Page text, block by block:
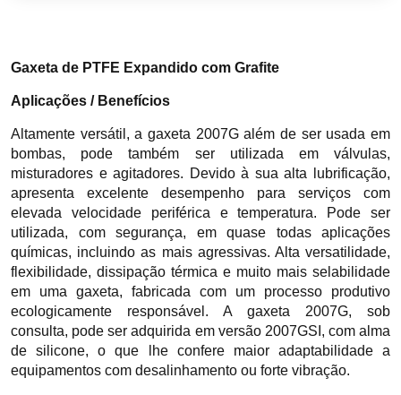
Gaxeta de PTFE Expandido com Grafite
Aplicações / Benefícios
Altamente versátil, a gaxeta 2007G além de ser usada em
bombas, pode também ser utilizada em válvulas,
misturadores e agitadores. Devido à sua alta lubrificação,
apresenta excelente desempenho para serviços com
elevada velocidade periférica e temperatura. Pode ser
utilizada, com segurança, em quase todas aplicações
químicas, incluindo as mais agressivas. Alta versatilidade,
flexibilidade, dissipação térmica e muito mais selabilidade
em uma gaxeta, fabricada com um processo produtivo
ecologicamente responsável. A gaxeta 2007G, sob
consulta, pode ser adquirida em versão 2007GSI, com alma
de silicone, o que lhe confere maior adaptabilidade a
equipamentos com desalinhamento ou forte vibração.